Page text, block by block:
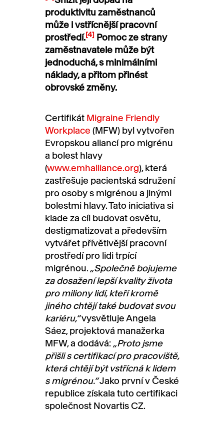
produktivitu zaměstnanců
může i vstřícnější pracovní
prostředí.[4] Pomoc ze strany
zaměstnavatele může být
jednoduchá, s minimálními
náklady, a přitom přinést
obrovské změny.
Certifikát Migraine Friendly
Workplace (MFW) byl vytvořen
Evropskou aliancí pro migrénu
a bolest hlavy
(www.emhalliance.org), která
zastřešuje pacientská sdružení
pro osoby s migrénou a jinými
bolestmi hlavy. Tato iniciativa si
klade za cíl budovat osvětu,
destigmatizovat a především
vytvářet přívětivější pracovní
prostředí pro lidi trpící
migrénou. „Společně bojujeme
za dosažení lepší kvality života
pro miliony lidí, kteří kromě
jiného chtějí také budovat svou
kariéru,“vysvětluje Angela
Sáez, projektová manažerka
MFW, a dodává: „Proto jsme
přišli s certifikací pro pracoviště,
která chtějí být vstřícná k lidem
s migrénou.“Jako první v České
republice získala tuto certifikaci
společnost Novartis CZ.